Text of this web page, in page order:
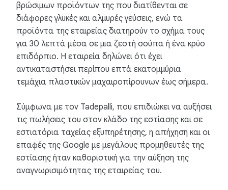
βρώσιμων προϊόντων της που διατίθενται σε
διάφορες γλυκές και αλμυρές γεύσεις, ενώ τα
προϊόντα της εταιρείας διατηρούν το σχήμα τους
για 30 λεπτά μέσα σε μια ζεστή σούπα ή ένα κρύο
επιδόρπιο. Η εταιρεία δηλώνει ότι έχει
αντικαταστήσει περίπου επτά εκατομμύρια
τεμάχια πλαστικών μαχαιροπίρουνων έως σήμερα.
Σύμφωνα με τον Tadepalli, που επιδιώκει να αυξήσει
τις πωλήσεις του στον κλάδο της εστίασης και σε
εστιατόρια ταχείας εξυπηρέτησης, η απήχηση και οι
επαφές της Google με μεγάλους προμηθευτές της
εστίασης ήταν καθοριστική για την αύξηση της
αναγνωρισιμότητας της εταιρείας του.